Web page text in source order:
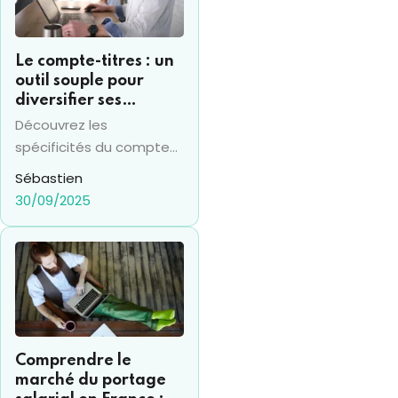
Le compte-titres : un
outil souple pour
diversifier ses
investissements
financiers
Découvrez les
spécificités du compte
titres en 2025 et sa
différence avec le PEA,
Sébastien
30/09/2025
Comprendre le
marché du portage